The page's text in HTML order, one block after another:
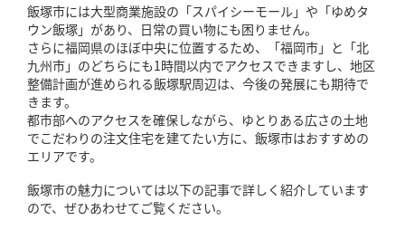
飯塚市には大型商業施設の「スパイシーモール」や「ゆめタ
ウン飯塚」があり、日常の買い物にも困りません。
さらに福岡県のほぼ中央に位置するため、「福岡市」と「北
九州市」のどちらにも1時間以内でアクセスできますし、地区
整備計画が進められる飯塚駅周辺は、今後の発展にも期待で
きます。
都市部へのアクセスを確保しながら、ゆとりある広さの土地
でこだわりの注文住宅を建てたい方に、飯塚市はおすすめの
エリアです。
飯塚市の魅力については以下の記事で詳しく紹介しています
ので、ぜひあわせてご覧ください。